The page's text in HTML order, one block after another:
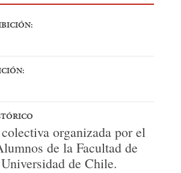
organizada por el
de la Facultad de
de Chile.